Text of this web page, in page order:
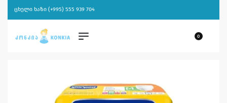
ცხელი ხაზი (+995) 555 939 704
0